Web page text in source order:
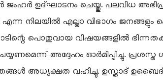
ഉദ്ഘാടനം ചെയ്തു. പലവിധ
എന്ന നിലയിൽ എല്ലാ വിഭാഗം
പൊതുവായ വിഷയങ്ങളിൽ ഭിന്നതകൾ
അദ്ദേഹം ഓർമിപ്പിച്ചു.
അധ്യക്ഷത വഹിച്ചു. ഉസ്താദ് ഉബൈദ്